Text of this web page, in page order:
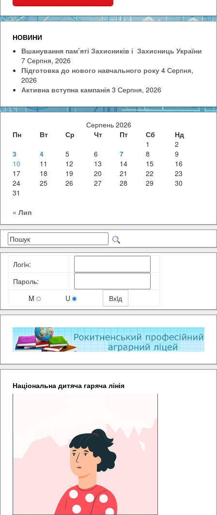
НОВИНИ
Вшанування пам’яті Захисників і Захисниць України
7 Серпня, 2026
Підготовка до нового навчального року 4 Серпня,
2026
Активна вступна кампанія 3 Серпня, 2026
Серпень 2026
Пн
Вт Ср Чт Пт Сб
Нд
1
2
3
4 5 6 7 8
9
10
11 12 13 14 15
16
17
18 19 20 21 22
23
24
25 26 27 28 29
30
31
« Лип
Логiн:
Пароль:
M
U
Національна дитяча гаряча лінія